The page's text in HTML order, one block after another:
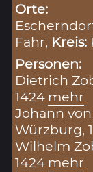
Orte:
Fahr, Kreis:
Personen:
Dietrich
1424 mehr
Johann
Würzburg,
Wilhelm
1424 mehr